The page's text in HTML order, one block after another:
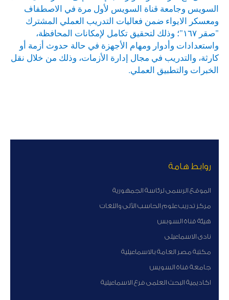
السويس وجامعة قناة السويس لأول مرة في الاصطفاف
ومعسكر الايواء ضمن فعاليات التدريب العملي المشترك
"صقر ١٦٧"؛ وذلك لتحقيق تكامل لإمكانات المحافظة،
واستعدادات وأدوار ومهام الأجهزة في حالة حدوث أزمة أو
كارثة، والتدريب في مجال إدارة الأزمات، وذلك من خلال نقل
الخبرات والتطبيق العملي.
روابط هامة
الموقع الرسمى لرئاسة الجمهورية
مركز تدريب علوم الحاسب الآلى واللغات
هيئة قناة السوبس
نادى الاسماعيلى
مكتبة مصر العامة بالاسماعيلية
جامعة قناة السويس
اكاديمية البحث العلمى فرع الاسماعيلية